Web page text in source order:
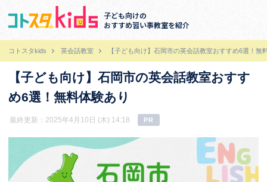
子ども向けの
おすすめ習い事教室を紹介
コトスタkids 英会話教室 【子ども向け】石岡市の英会話教室おすすめ6選！無
【子ども向け】石岡市の英会話教室おすす
め6選！無料体験あり
最終更新：2025年4月10日 (木) 14:18 PR